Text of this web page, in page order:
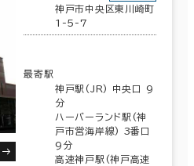
神戸市中央区東川崎町
1-5-7
最寄駅
神戸駅(JR) 中央口 9
分
ハーバーランド駅(神
戸市営海岸線) 3番口
9分
高速神戸駅(神戸高速
人数